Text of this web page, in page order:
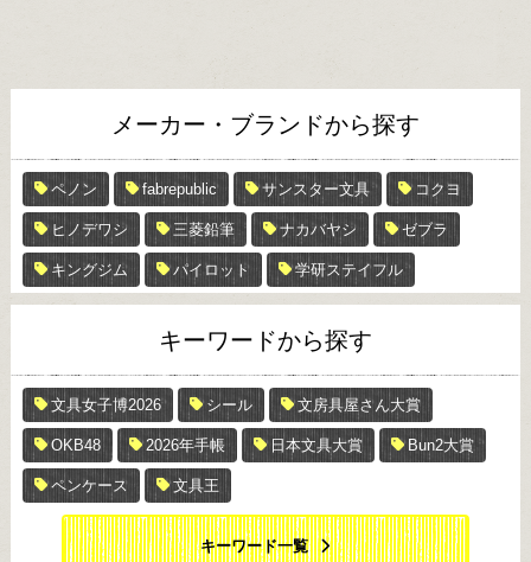
メーカー・ブランドから探す
ペノン fabrepublic サンスター文具 コクヨ
ヒノデワシ 三菱鉛筆 ナカバヤシ ゼブラ
キングジム パイロット 学研ステイフル
キーワードから探す
文具女子博2026 シール 文房具屋さん大賞
OKB48 2026年手帳 日本文具大賞 Bun2大賞
ペンケース 文具王
キーワード一覧